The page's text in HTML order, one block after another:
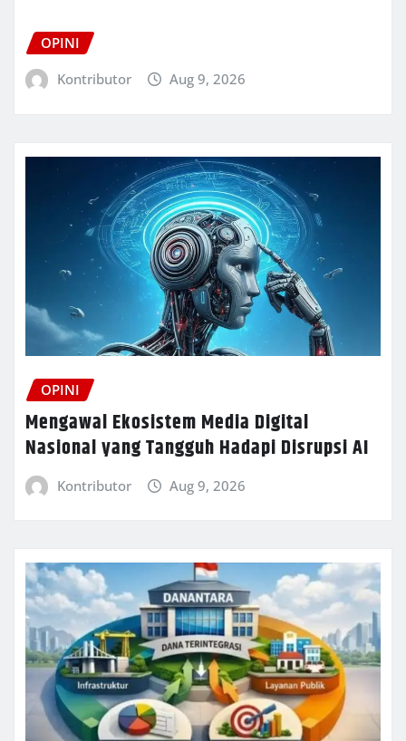
OPINI
Kontributor
Aug 9, 2026
OPINI
Mengawal Ekosistem Media Digital
Nasional yang Tangguh Hadapi Disrupsi AI
Kontributor Aug 9, 2026